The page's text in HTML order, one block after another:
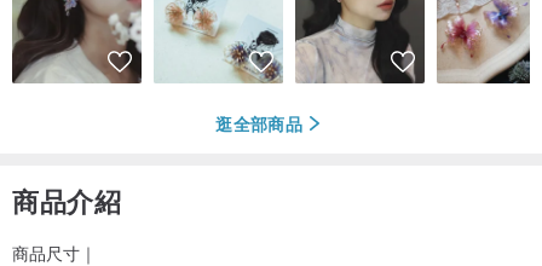
逛全部商品
商品介紹
商品尺寸｜